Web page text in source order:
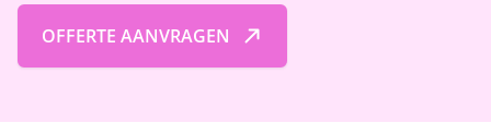
OFFERTE AANVRAGEN